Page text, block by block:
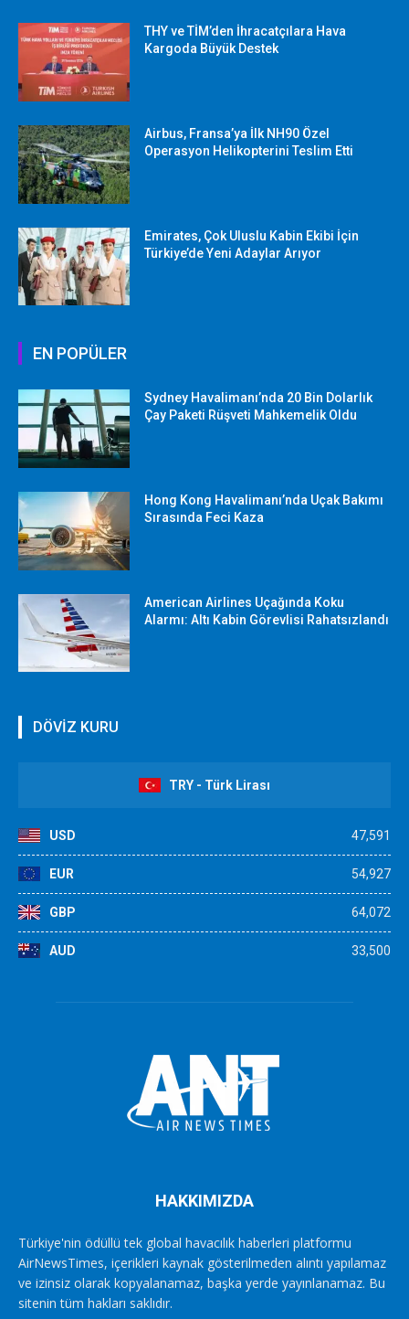
THY ve TİM’den İhracatçılara Hava
Kargoda Büyük Destek
Airbus, Fransa’ya İlk NH90 Özel
Operasyon Helikopterini Teslim Etti
Emirates, Çok Uluslu Kabin Ekibi İçin
Türkiye’de Yeni Adaylar Arıyor
EN POPÜLER
Sydney Havalimanı’nda 20 Bin Dolarlık
Çay Paketi Rüşveti Mahkemelik Oldu
Hong Kong Havalimanı’nda Uçak Bakımı
Sırasında Feci Kaza
American Airlines Uçağında Koku
Alarmı: Altı Kabin Görevlisi Rahatsızlandı
DÖVİZ KURU
TRY - Türk Lirası
USD 47,591
EUR 54,927
GBP 64,072
AUD 33,500
HAKKIMIZDA
Türkiye'nin ödüllü tek global havacılık haberleri platformu
AirNewsTimes, içerikleri kaynak gösterilmeden alıntı yapılamaz
ve izinsiz olarak kopyalanamaz, başka yerde yayınlanamaz. Bu
sitenin tüm hakları saklıdır.